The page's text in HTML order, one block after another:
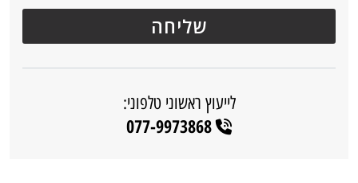
לייעוץ ראשוני טלפוני:
077-9973868